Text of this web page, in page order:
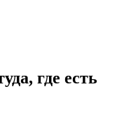
где есть